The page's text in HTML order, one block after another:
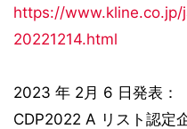
https://
20221214.html
2023 年 2月 6 日発表：
CDP2022 A リスト認定